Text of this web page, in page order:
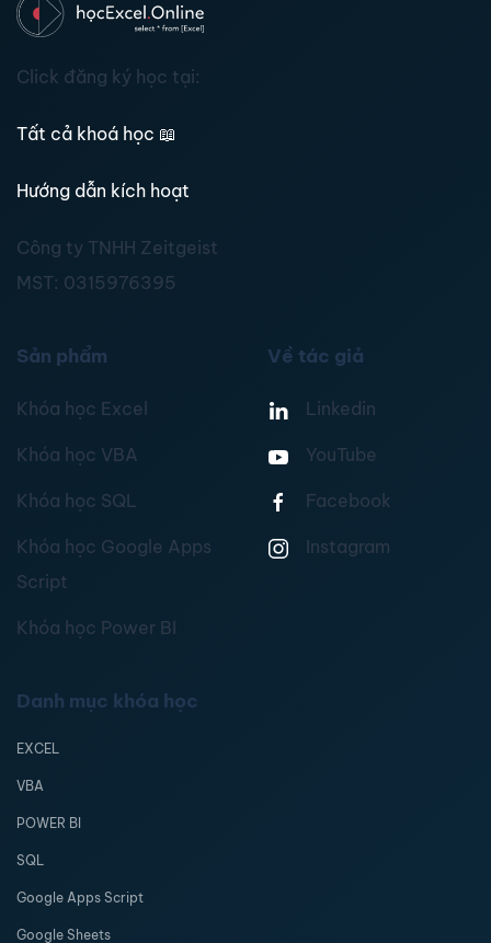
Click đăng ký học tại:
Tất cả khoá học 📖
Hướng dẫn kích hoạt
Công ty TNHH Zeitgeist
MST: 0315976395
Sản phẩm
Khóa học Excel
Khóa học VBA
Khóa học SQL
Khóa học Google Apps
Script
Khóa học Power BI
Về tác giả
Linkedin
YouTube
Facebook
Instagram
Danh mục khóa học
EXCEL
VBA
POWER BI
SQL
Google Apps Script
Google Sheets